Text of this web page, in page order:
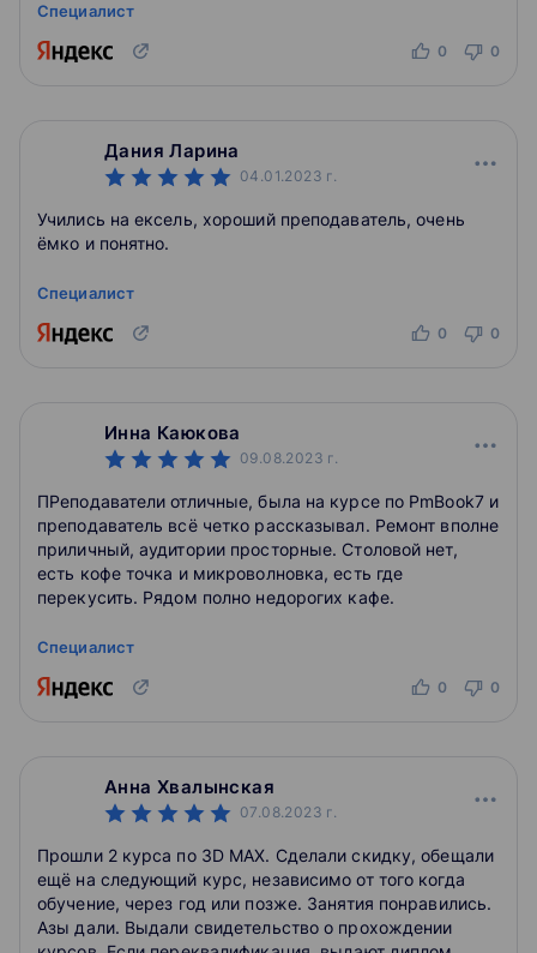
Специалист
0 0
Дания Ларина
04.01.2023 г.
Учились на ексель, хороший преподаватель, очень
ёмко и понятно.
Специалист
0 0
Инна Каюкова
09.08.2023 г.
ПРеподаватели отличные, была на курсе по PmBook7 и
преподаватель всё четко рассказывал. Ремонт вполне
приличный, аудитории просторные. Столовой нет,
есть кофе точка и микроволновка, есть где
перекусить. Рядом полно недорогих кафе.
Специалист
0 0
Анна Хвалынская
07.08.2023 г.
Прошли 2 курса по 3D MAX. Сделали скидку, обещали
ещё на следующий курс, независимо от того когда
обучение, через год или позже. Занятия понравились.
Азы дали. Выдали свидетельство о прохождении